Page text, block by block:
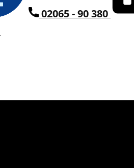
02065 - 90 380